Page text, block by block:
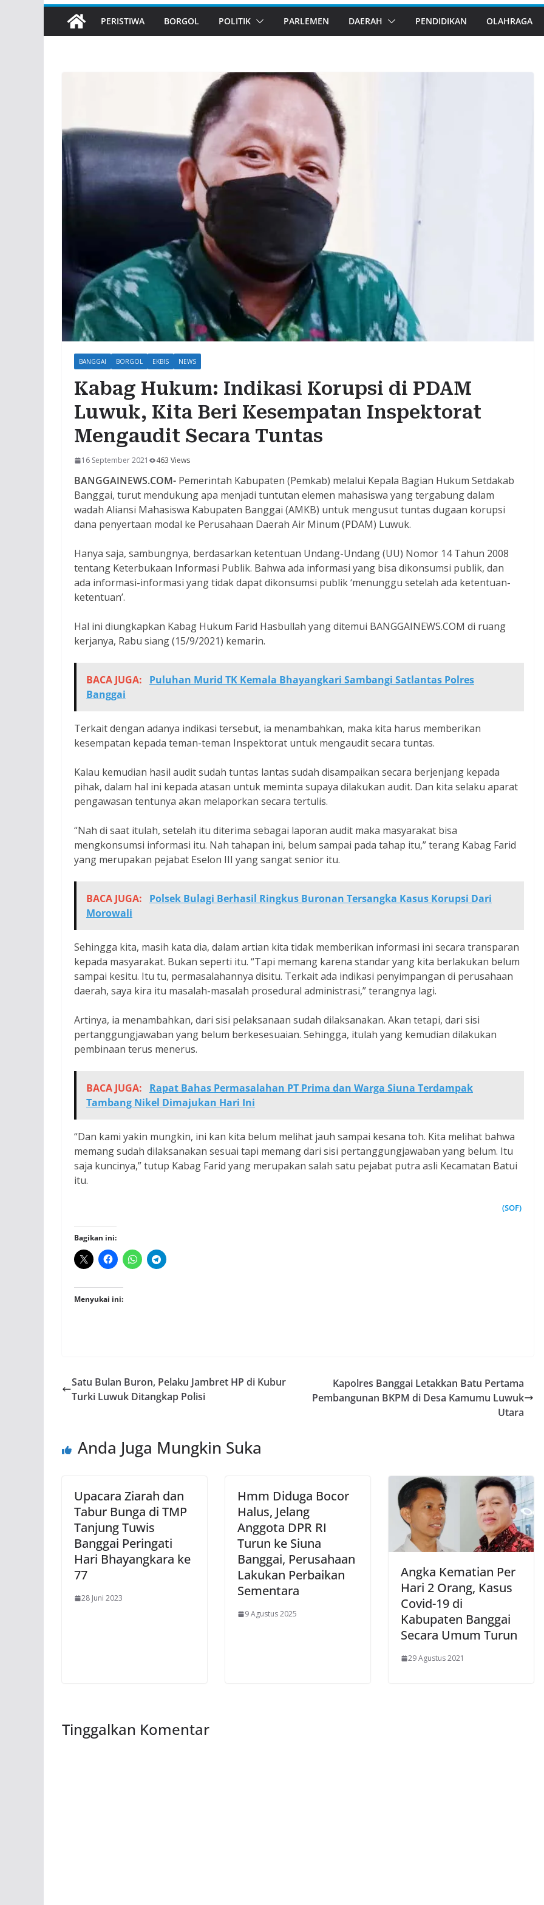
PERISTIWA BORGOL POLITIK PARLEMEN DAERAH PENDIDIKAN OLAHRAGA
BANGGAI BORGOL EKBIS NEWS
Kabag Hukum: Indikasi Korupsi di PDAM
Luwuk, Kita Beri Kesempatan Inspektorat
Mengaudit Secara Tuntas
16 September 2021 463 Views
BANGGAINEWS.COM- Pemerintah Kabupaten (Pemkab) melalui Kepala Bagian Hukum Setdakab
Banggai, turut mendukung apa menjadi tuntutan elemen mahasiswa yang tergabung dalam
wadah Aliansi Mahasiswa Kabupaten Banggai (AMKB) untuk mengusut tuntas dugaan korupsi
dana penyertaan modal ke Perusahaan Daerah Air Minum (PDAM) Luwuk.
Hanya saja, sambungnya, berdasarkan ketentuan Undang-Undang (UU) Nomor 14 Tahun 2008
tentang Keterbukaan Informasi Publik. Bahwa ada informasi yang bisa dikonsumsi publik, dan
ada informasi-informasi yang tidak dapat dikonsumsi publik ‘menunggu setelah ada ketentuan-
ketentuan’.
Hal ini diungkapkan Kabag Hukum Farid Hasbullah yang ditemui BANGGAINEWS.COM di ruang
kerjanya, Rabu siang (15/9/2021) kemarin.
BACA JUGA:
Puluhan Murid TK Kemala Bhayangkari Sambangi Satlantas Polres
Banggai
Terkait dengan adanya indikasi tersebut, ia menambahkan, maka kita harus memberikan
kesempatan kepada teman-teman Inspektorat untuk mengaudit secara tuntas.
Kalau kemudian hasil audit sudah tuntas lantas sudah disampaikan secara berjenjang kepada
pihak, dalam hal ini kepada atasan untuk meminta supaya dilakukan audit. Dan kita selaku aparat
pengawasan tentunya akan melaporkan secara tertulis.
“Nah di saat itulah, setelah itu diterima sebagai laporan audit maka masyarakat bisa
mengkonsumsi informasi itu. Nah tahapan ini, belum sampai pada tahap itu,” terang Kabag Farid
yang merupakan pejabat Eselon III yang sangat senior itu.
BACA JUGA:
Polsek Bulagi Berhasil Ringkus Buronan Tersangka Kasus Korupsi Dari
Morowali
Sehingga kita, masih kata dia, dalam artian kita tidak memberikan informasi ini secara transparan
kepada masyarakat. Bukan seperti itu. “Tapi memang karena standar yang kita berlakukan belum
sampai kesitu. Itu tu, permasalahannya disitu. Terkait ada indikasi penyimpangan di perusahaan
daerah, saya kira itu masalah-masalah prosedural administrasi,” terangnya lagi.
Artinya, ia menambahkan, dari sisi pelaksanaan sudah dilaksanakan. Akan tetapi, dari sisi
pertanggungjawaban yang belum berkesesuaian. Sehingga, itulah yang kemudian dilakukan
pembinaan terus menerus.
BACA JUGA:
Rapat Bahas Permasalahan PT Prima dan Warga Siuna Terdampak
Tambang Nikel Dimajukan Hari Ini
“Dan kami yakin mungkin, ini kan kita belum melihat jauh sampai kesana toh. Kita melihat bahwa
memang sudah dilaksanakan sesuai tapi memang dari sisi pertanggungjawaban yang belum. Itu
saja kuncinya,” tutup Kabag Farid yang merupakan salah satu pejabat putra asli Kecamatan Batui
itu.
(SOF)
Bagikan ini:
Menyukai ini:
Satu Bulan Buron, Pelaku Jambret HP di Kubur
Turki Luwuk Ditangkap Polisi
Kapolres Banggai Letakkan Batu Pertama
Pembangunan BKPM di Desa Kamumu Luwuk
Utara
Anda Juga Mungkin Suka
Upacara Ziarah dan
Tabur Bunga di TMP
Tanjung Tuwis
Banggai Peringati
Hari Bhayangkara ke
77
28 Juni 2023
Hmm Diduga Bocor
Halus, Jelang
Anggota DPR RI
Turun ke Siuna
Banggai, Perusahaan
Lakukan Perbaikan
Sementara
9 Agustus 2025
Angka Kematian Per
Hari 2 Orang, Kasus
Covid-19 di
Kabupaten Banggai
Secara Umum Turun
29 Agustus 2021
Tinggalkan Komentar